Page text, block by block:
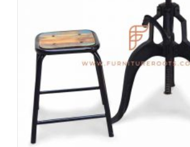
Oficinas y espacios de coworking
Eventos y banquetes
Proyectos llave en mano, Mobiliario
Vivienda
Mobiliario para arquitectos y diseñadores
Importadores y exportaciones de muebles
Diseños de exportación de muebles indios
Tiendas de muebles y cadenas minoristas
Escuelas y Bibliotecas